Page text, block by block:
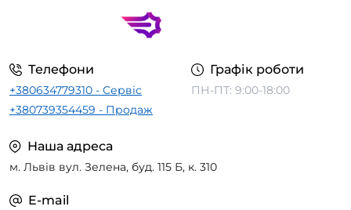
Телефони
+380634779310 - Сервіс
+380739354459 - Продаж
Графік роботи
ПН-ПТ: 9:00-18:00
Наша адреса
м. Львів вул. Зелена, буд. 115 Б, к. 310
E-mail